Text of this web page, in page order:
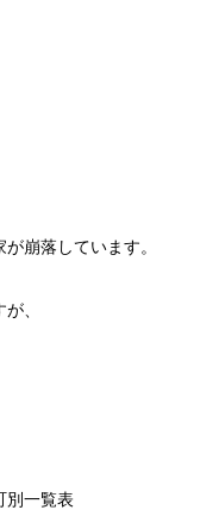
崩落しています。
、
別一覧表